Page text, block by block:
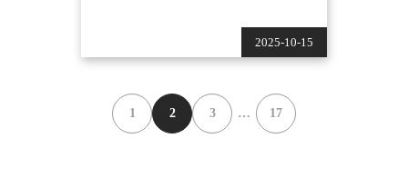
2025-10-15
1 2 3 … 17